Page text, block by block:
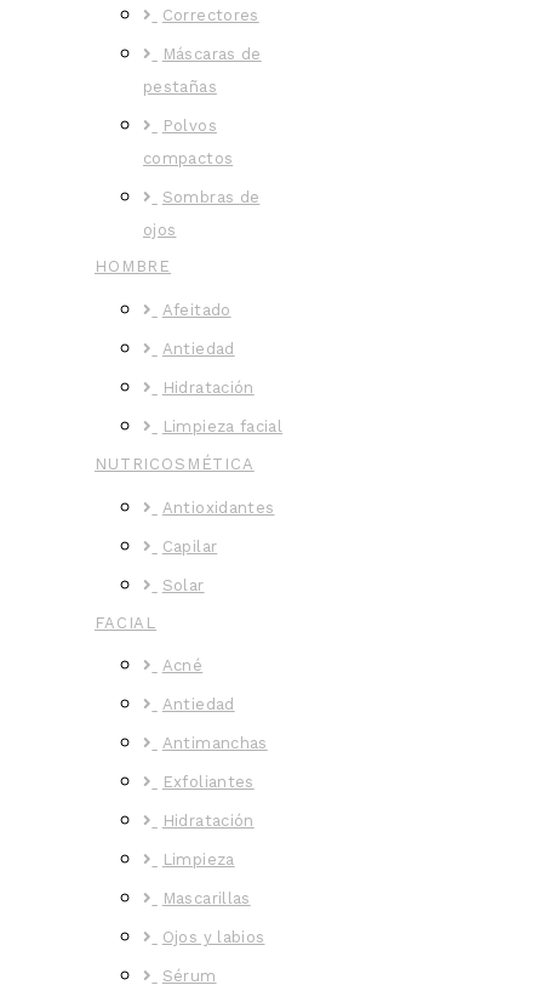
Correctores
Máscaras de
pestañas
Polvos
compactos
Sombras de
ojos
HOMBRE
Afeitado
Antiedad
Hidratación
Limpieza facial
NUTRICOSMÉTICA
Antioxidantes
Capilar
Solar
FACIAL
Acné
Antiedad
Antimanchas
Exfoliantes
Hidratación
Limpieza
Mascarillas
Ojos y labios
Sérum